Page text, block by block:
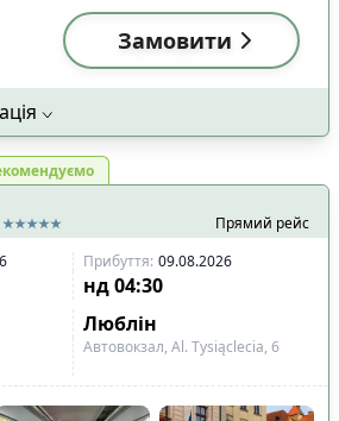
Замовити
Прямий рейс
Прибуття: 09.08.2026
нд 04:30
Люблін
Автовокзал, Al. Tysiąclecia, 6